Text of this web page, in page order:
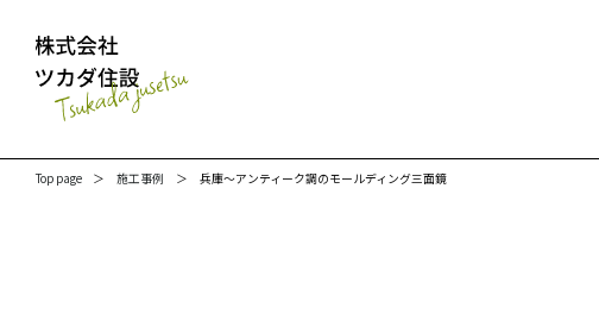
Top page 施工事例 兵庫～アンティーク調のモールディング三面鏡